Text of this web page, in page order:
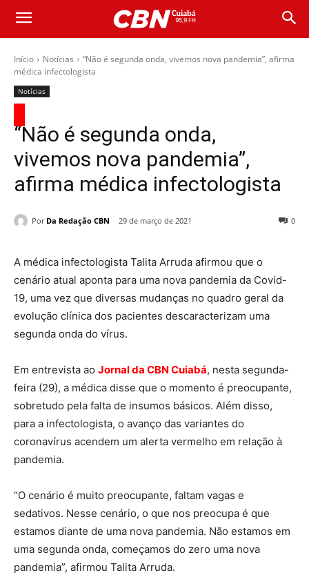
Início Notícias
“Não é segunda onda, vivemos nova pandemia”, afirma
médica infectologista
Notícias
“Não é segunda onda,
vivemos nova pandemia”,
afirma médica infectologista
Por Da Redação CBN 29 de março de 2021 0
A médica infectologista Talita Arruda afirmou que o
cenário atual aponta para uma nova pandemia da Covid-
19, uma vez que diversas mudanças no quadro geral da
evolução clínica dos pacientes descaracterizam uma
segunda onda do vírus.
Em entrevista ao Jornal da CBN Cuiabá, nesta segunda-
feira (29), a médica disse que o momento é preocupante,
sobretudo pela falta de insumos básicos. Além disso,
para a infectologista, o avanço das variantes do
coronavírus acendem um alerta vermelho em relação à
pandemia.
“O cenário é muito preocupante, faltam vagas e
sedativos. Nesse cenário, o que nos preocupa é que
estamos diante de uma nova pandemia. Não estamos em
uma segunda onda, começamos do zero uma nova
pandemia”, afirmou Talita Arruda.